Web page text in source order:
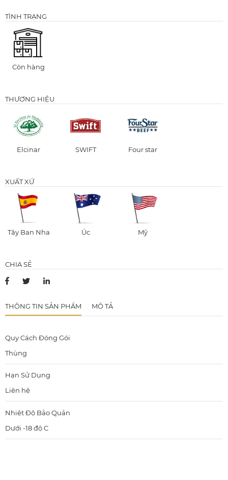
TÌNH TRẠNG
Còn hàng
THƯƠNG HIỆU
Elcinar SWIFT Four star
XUẤT XỨ
Tây Ban Nha Úc Mỹ
CHIA SẺ
THÔNG TIN SẢN PHẨM MÔ TẢ
Quy Cách Đóng Gói
Thùng
Hạn Sử Dụng
Liên hệ
Nhiệt Độ Bảo Quản
Dưới -18 độ C